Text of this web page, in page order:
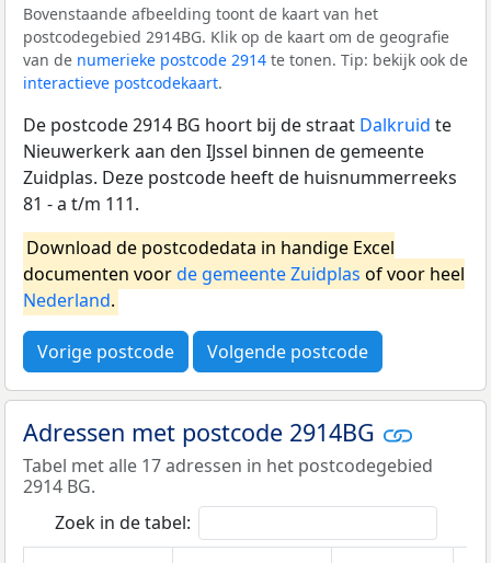
Bovenstaande afbeelding toont de kaart van het
postcodegebied 2914BG. Klik op de kaart om de geografie
van de numerieke postcode 2914 te tonen. Tip: bekijk ook de
interactieve postcodekaart.
De postcode 2914 BG hoort bij de straat Dalkruid te
Nieuwerkerk aan den IJssel binnen de gemeente
Zuidplas. Deze postcode heeft de huisnummerreeks
81 - a t/m 111.
Download de postcodedata in handige Excel
documenten voorde gemeente Zuidplas of voor heel
Nederland.
Vorige postcode Volgende postcode
Adressen met postcode 2914BG
Tabel met alle 17 adressen in het postcodegebied
2914 BG.
Zoek in de tabel: